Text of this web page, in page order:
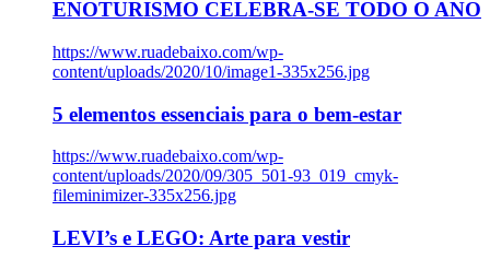
ENOTURISMO CELEBRA-SE TODO O ANO
https://www.ruadebaixo.com/wp-
content/uploads/2020/10/image1-335x256.jpg
5 elementos essenciais para o bem-estar
https://www.ruadebaixo.com/wp-
content/uploads/2020/09/305_501-93_019_cmyk-
fileminimizer-335x256.jpg
LEVI’s e LEGO: Arte para vestir